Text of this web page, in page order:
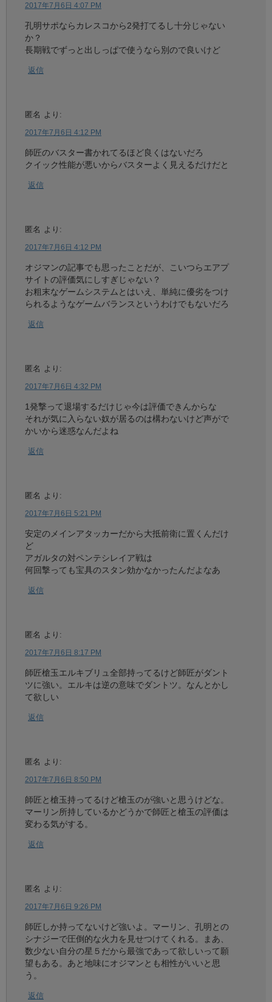
2017年7月6日 4:07 PM
孔明サポならカレスコから2発打てるし十分じゃない
か？
長期戦でずっと出しっぱで使うなら別ので良いけど
返信
匿名 より:
2017年7月6日 4:12 PM
師匠のバスター書かれてるほど良くはないだろ
クイック性能が悪いからバスターよく見えるだけだと
返信
匿名 より:
2017年7月6日 4:12 PM
オジマンの記事でも思ったことだが、こいつらエアプ
サイトの評価気にしすぎじゃない？
お粗末なゲームシステムとはいえ、単純に優劣をつけ
られるようなゲームバランスというわけでもないだろ
返信
匿名 より:
2017年7月6日 4:32 PM
1発撃って退場するだけじゃ今は評価できんからな
それが気に入らない奴が居るのは構わないけど声がで
かいから迷惑なんだよね
返信
匿名 より:
2017年7月6日 5:21 PM
安定のメインアタッカーだから大抵前衛に置くんだけ
ど
アガルタの対ペンテシレイア戦は
何回撃っても宝具のスタン効かなかったんだよなあ
返信
匿名 より:
2017年7月6日 8:17 PM
師匠槍玉エルキブリュ全部持ってるけど師匠がダント
ツに強い。エルキは逆の意味でダントツ。なんとかし
て欲しい
返信
匿名 より:
2017年7月6日 8:50 PM
師匠と槍玉持ってるけど槍玉のが強いと思うけどな。
マーリン所持しているかどうかで師匠と槍玉の評価は
変わる気がする。
返信
匿名 より:
2017年7月6日 9:26 PM
師匠しか持ってないけど強いよ。マーリン、孔明との
シナジーで圧倒的な火力を見せつけてくれる。まあ、
数少ない自分の星５だから最強であって欲しいって願
望もある。あと地味にオジマンとも相性がいいと思
う。
返信